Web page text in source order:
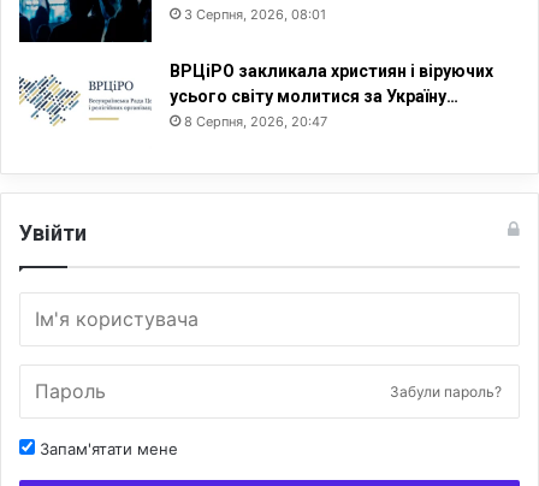
3 Серпня, 2026, 08:01
ВРЦіРО закликала християн і віруючих
усього світу молитися за Україну…
8 Серпня, 2026, 20:47
Увійти
Забули пароль?
Запам'ятати мене